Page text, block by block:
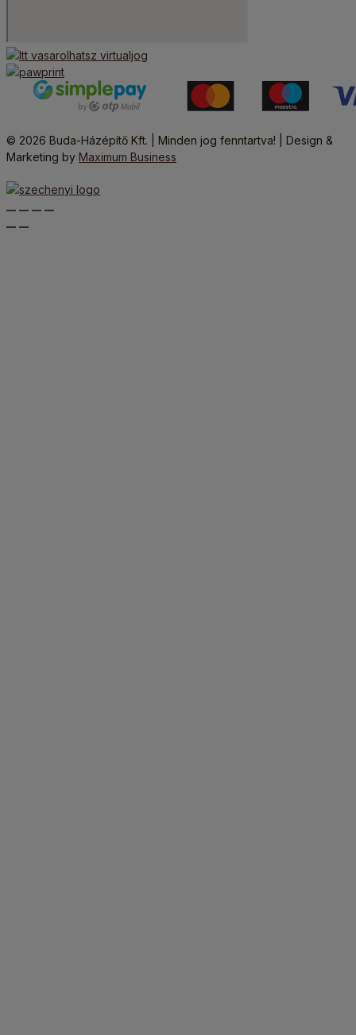
© 2026 Buda-Házépítő Kft. | Minden jog fenntartva! | Design &
Marketing by Maximum Business